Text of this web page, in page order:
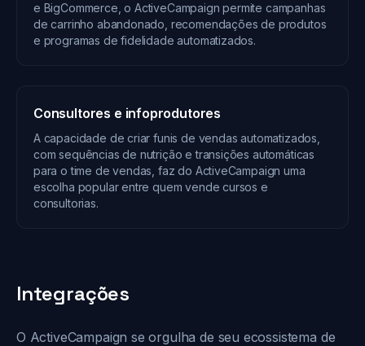
e BigCommerce, o ActiveCampaign permite campanhas
de carrinho abandonado, recomendações de produtos
e programas de fidelidade automatizados.
Consultores e infoprodutores
A capacidade de criar funis de vendas automatizados,
com sequências de nutrição e transições automáticas
para o time de vendas, faz do ActiveCampaign uma
escolha popular entre quem vende cursos e
consultorias.
Integrações
O ActiveCampaign se orgulha de seu ecossistema de